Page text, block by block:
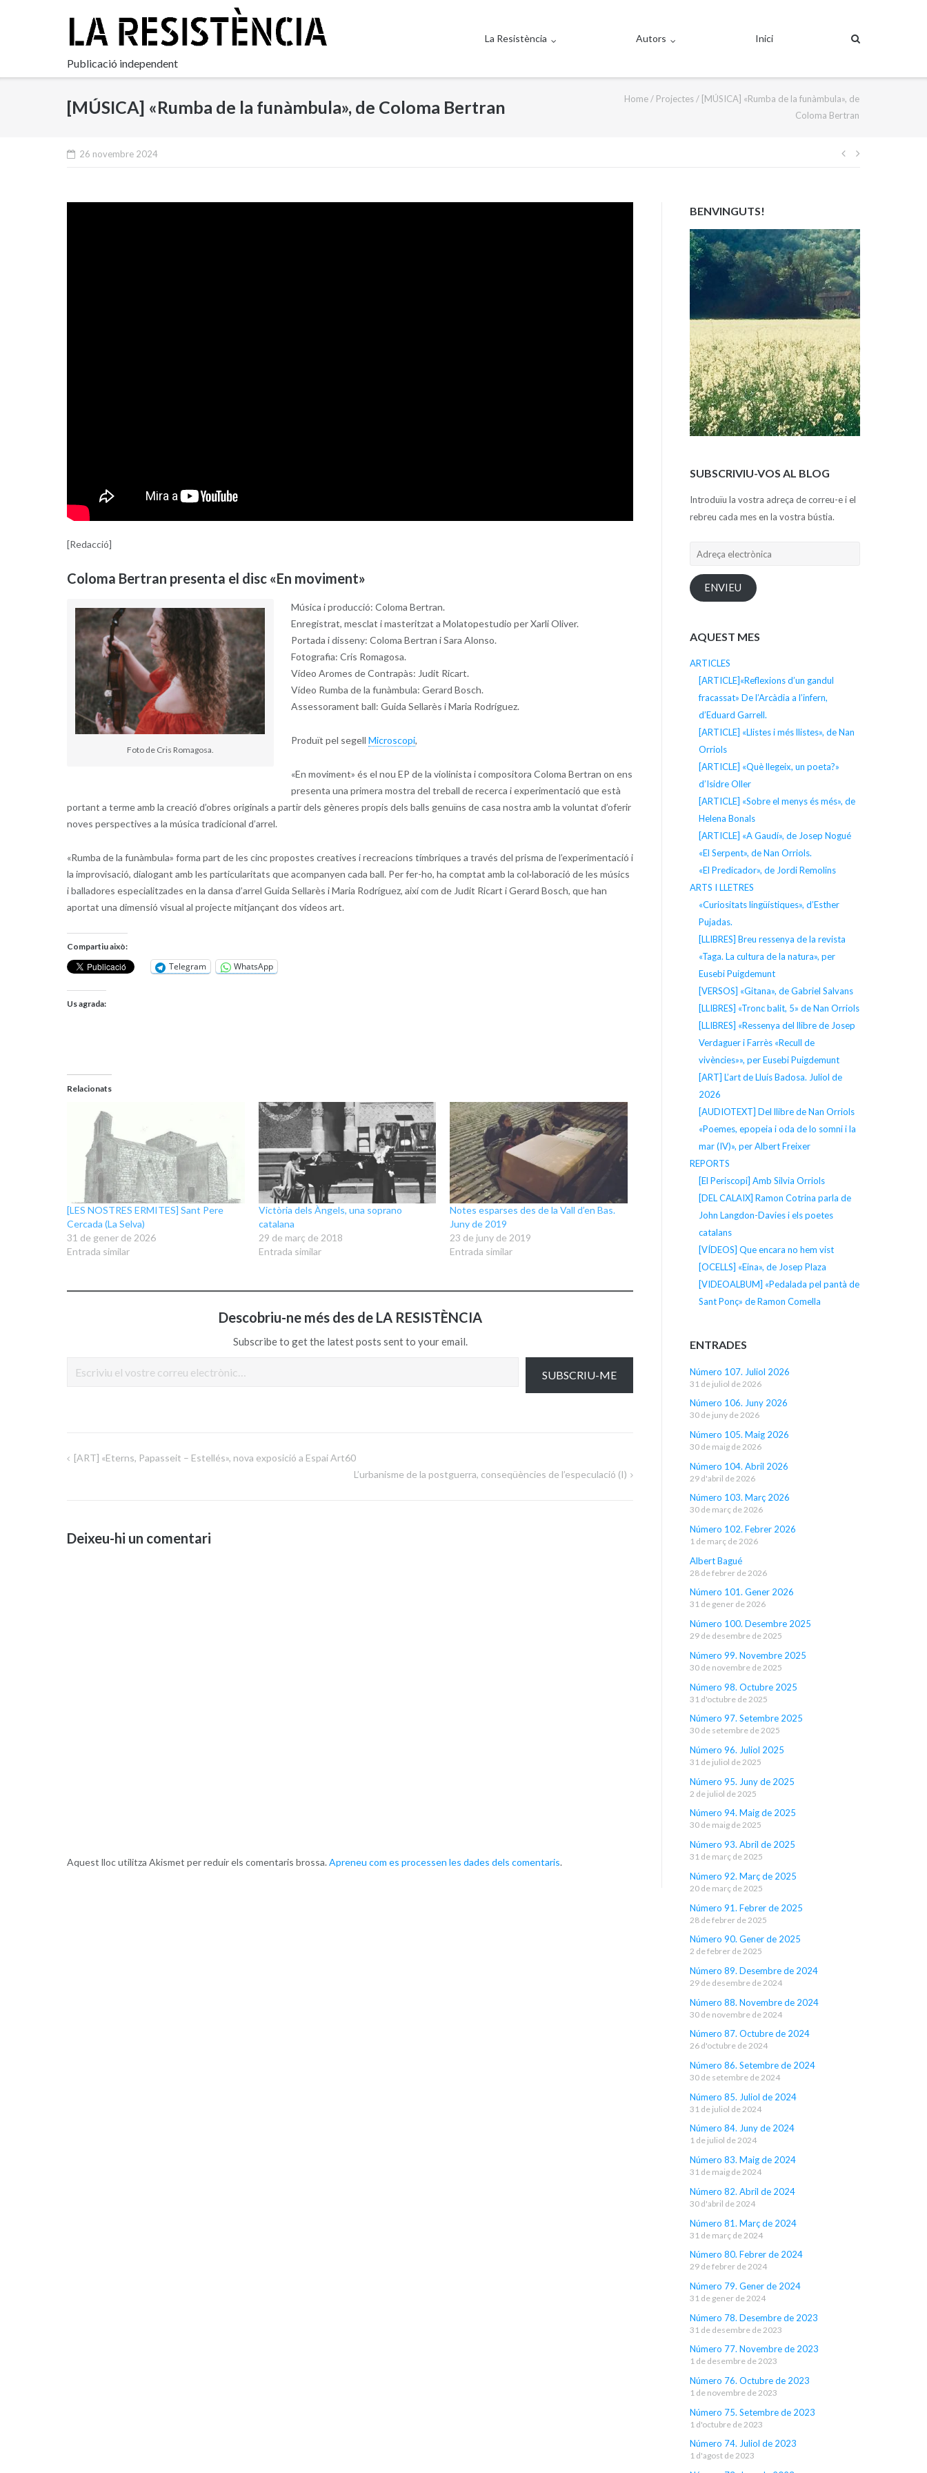
Publicació independent
La Resistència Autors Inici
[MÚSICA] «Rumba de la funàmbula», de Coloma Bertran Home/ Projectes/ [MÚSICA] «Rumba de la funàmbula», de
Coloma Bertran
26 novembre 2024
Navegació
[Redacció]
Coloma Bertran presenta el disc «En moviment»
Foto de Cris Romagosa.
Música i producció: Coloma Bertran.
Enregistrat, mesclat i masteritzat a Molatopestudio per Xarli Oliver.
Portada i disseny: Coloma Bertran i Sara Alonso.
Fotografia: Cris Romagosa.
Vídeo Aromes de Contrapàs: Judit Ricart.
Vídeo Rumba de la funàmbula: Gerard Bosch.
Assessorament ball: Guida Sellarès i Maria Rodríguez.
Produït pel segell Microscopi,
«En moviment» és el nou EP de la violinista i compositora Coloma Bertran on ens
presenta una primera mostra del treball de recerca i experimentació que està
portant a terme amb la creació d’obres originals a partir dels gèneres propis dels balls genuïns de casa nostra amb la voluntat d’oferir
noves perspectives a la música tradicional d’arrel.
«Rumba de la funàmbula» forma part de les cinc propostes creatives i recreacions tímbriques a través del prisma de l’experimentació i
la improvisació, dialogant amb les particularitats que acompanyen cada ball. Per fer-ho, ha comptat amb la col·laboració de les músics
i balladores especialitzades en la dansa d’arrel Guida Sellarès i Maria Rodríguez, així com de Judit Ricart i Gerard Bosch, que han
aportat una dimensió visual al projecte mitjançant dos vídeos art.
Compartiu això:
Telegram WhatsApp
Us agrada:
Relacionats
[LES NOSTRES ERMITES] Sant Pere
Cercada (La Selva)
31 de gener de 2026
Entrada similar
Victòria dels Àngels, una soprano
catalana
29 de març de 2018
Entrada similar
Notes esparses des de la Vall d’en Bas.
Juny de 2019
23 de juny de 2019
Entrada similar
Descobriu-ne més des de LA RESISTÈNCIA
Subscribe to get the latest posts sent to your email.
SUBSCRIU-ME
Navegació
[ART] «Eterns, Papasseit – Estellés», nova exposició a Espai Art60
L’urbanisme de la postguerra, conseqüències de l’especulació (I)
Deixeu-hi un comentari
Aquest lloc utilitza Akismet per reduir els comentaris brossa. Apreneu com es processen les dades dels comentaris.
BENVINGUTS!
SUBSCRIVIU-VOS AL BLOG
Introduïu la vostra adreça de correu-e i el
rebreu cada mes en la vostra bústia.
Adreça
ENVIEU
AQUEST MES
ARTICLES
[ARTICLE]«Reflexions d’un gandul
fracassat» De l’Arcàdia a l’infern,
d’Eduard Garrell.
[ARTICLE] «Llistes i més llistes», de Nan
Orriols
[ARTICLE] «Què llegeix, un poeta?»
d’Isidre Oller
[ARTICLE] «Sobre el menys és més», de
Helena Bonals
[ARTICLE] «A Gaudí», de Josep Nogué
«El Serpent», de Nan Orriols.
«El Predicador», de Jordi Remolins
ARTS I LLETRES
«Curiositats lingüístiques», d’Esther
Pujadas.
[LLIBRES] Breu ressenya de la revista
«Taga. La cultura de la natura», per
Eusebi Puigdemunt
[VERSOS] «Gitana», de Gabriel Salvans
[LLIBRES] «Tronc balit, 5» de Nan Orriols
[LLIBRES] «Ressenya del llibre de Josep
Verdaguer i Farrès «Recull de
vivències»», per Eusebi Puigdemunt
[ART] L’art de Lluís Badosa. Juliol de
2026
[AUDIOTEXT] Del llibre de Nan Orriols
«Poemes, epopeia i oda de lo somni i la
mar (IV)», per Albert Freixer
REPORTS
[El Periscopi] Amb Silvia Orriols
[DEL CALAIX] Ramon Cotrina parla de
John Langdon-Davies i els poetes
catalans
[VÍDEOS] Que encara no hem vist
[OCELLS] «Eina», de Josep Plaza
[VIDEOALBUM] «Pedalada pel pantà de
Sant Ponç» de Ramon Comella
ENTRADES
Número 107. Juliol 2026
31 de juliol de 2026
Número 106. Juny 2026
30 de juny de 2026
Número 105. Maig 2026
30 de maig de 2026
Número 104. Abril 2026
29 d'abril de 2026
Número 103. Març 2026
30 de març de 2026
Número 102. Febrer 2026
1 de març de 2026
Albert Bagué
28 de febrer de 2026
Número 101. Gener 2026
31 de gener de 2026
Número 100. Desembre 2025
29 de desembre de 2025
Número 99. Novembre 2025
30 de novembre de 2025
Número 98. Octubre 2025
31 d'octubre de 2025
Número 97. Setembre 2025
30 de setembre de 2025
Número 96. Juliol 2025
31 de juliol de 2025
Número 95. Juny de 2025
2 de juliol de 2025
Número 94. Maig de 2025
30 de maig de 2025
Número 93. Abril de 2025
31 de març de 2025
Número 92. Març de 2025
20 de març de 2025
Número 91. Febrer de 2025
28 de febrer de 2025
Número 90. Gener de 2025
2 de febrer de 2025
Número 89. Desembre de 2024
29 de desembre de 2024
Número 88. Novembre de 2024
30 de novembre de 2024
Número 87. Octubre de 2024
26 d'octubre de 2024
Número 86. Setembre de 2024
30 de setembre de 2024
Número 85. Juliol de 2024
31 de juliol de 2024
Número 84. Juny de 2024
1 de juliol de 2024
Número 83. Maig de 2024
31 de maig de 2024
Número 82. Abril de 2024
30 d'abril de 2024
Número 81. Març de 2024
31 de març de 2024
Número 80. Febrer de 2024
29 de febrer de 2024
Número 79. Gener de 2024
31 de gener de 2024
Número 78. Desembre de 2023
31 de desembre de 2023
Número 77. Novembre de 2023
1 de desembre de 2023
Número 76. Octubre de 2023
1 de novembre de 2023
Número 75. Setembre de 2023
1 d'octubre de 2023
Número 74. Juliol de 2023
1 d'agost de 2023